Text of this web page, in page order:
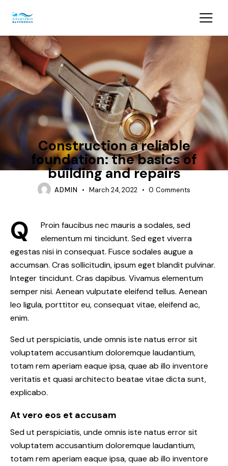
REPAIR
Construction a reliable
foundation: the basics of
building and repairs
ADMIN March 24, 2022 0 Comments
Q
Proin faucibus nec mauris a sodales, sed
elementum mi tincidunt. Sed eget viverra
egestas nisi in consequat. Fusce sodales augue a
accumsan. Cras sollicitudin, ipsum eget blandit pulvinar.
Integer tincidunt. Cras dapibus. Vivamus elementum
semper nisi. Aenean vulputate eleifend tellus. Aenean
leo ligula, porttitor eu, consequat vitae, eleifend ac,
enim.
Sed ut perspiciatis, unde omnis iste natus error sit
voluptatem accusantium doloremque laudantium,
totam rem aperiam eaque ipsa, quae ab illo inventore
veritatis et quasi architecto beatae vitae dicta sunt,
explicabo.
At vero eos et accusam
Sed ut perspiciatis, unde omnis iste natus error sit
voluptatem accusantium doloremque laudantium,
totam rem aperiam eaque ipsa, quae ab illo inventore